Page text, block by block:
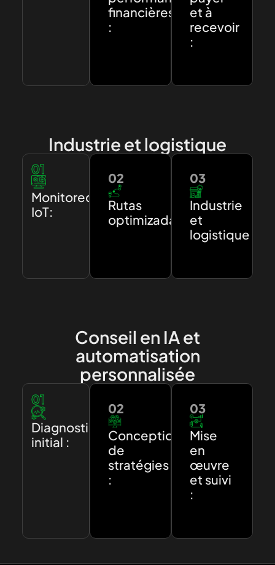
financières
:
et à
recevoir
:
Industrie et logistique
01
Monitoreo
IoT:
02
Rutas
optimizadas:
03
Industrie
et
logistique
Conseil en IA et
automatisation
personnalisée
01
Diagnostic
initial :
02
Conception
de
stratégies
:
03
Mise
en
œuvre
et suivi
: